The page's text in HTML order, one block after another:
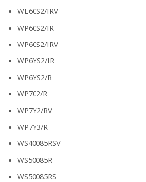
WE60S2/IRV
WP60S2/IR
WP60S2/IRV
WP6YS2/IR
WP6YS2/R
WP702/R
WP7Y2/RV
WP7Y3/R
WS40085RSV
WS50085R
WS50085RS